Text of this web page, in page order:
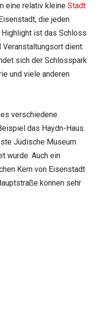
eine relativ kleine Stadt
die jeden
ist das Schloss
Veranstaltungsort dient.
sich der Schlosspark
und viele anderen
verschiedene
das Haydn-Haus.
Jüdische Museum
wurde. Auch ein
Kern von Eisenstadt
können sehr